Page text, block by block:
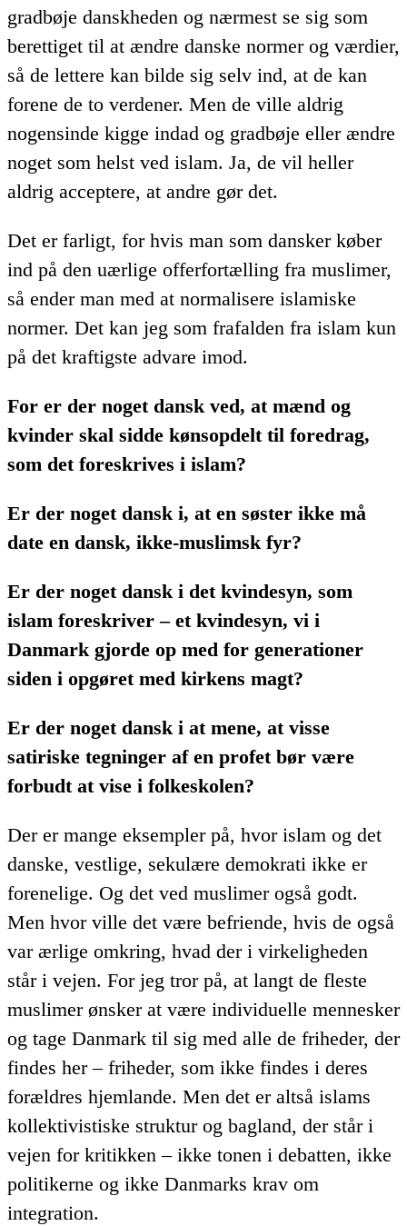
gradbøje danskheden og nærmest se sig som
berettiget til at ændre danske normer og værdier,
så de lettere kan bilde sig selv ind, at de kan
forene de to verdener. Men de ville aldrig
nogensinde kigge indad og gradbøje eller ændre
noget som helst ved islam. Ja, de vil heller
aldrig acceptere, at andre gør det.
Det er farligt, for hvis man som dansker køber
ind på den uærlige offerfortælling fra muslimer,
så ender man med at normalisere islamiske
normer. Det kan jeg som frafalden fra islam kun
på det kraftigste advare imod.
For er der noget dansk ved, at mænd og
kvinder skal sidde kønsopdelt til foredrag,
som det foreskrives i islam?
Er der noget dansk i, at en søster ikke må
date en dansk, ikke-muslimsk fyr?
Er der noget dansk i det kvindesyn, som
islam foreskriver – et kvindesyn, vi i
Danmark gjorde op med for generationer
siden i opgøret med kirkens magt?
Er der noget dansk i at mene, at visse
satiriske tegninger af en profet bør være
forbudt at vise i folkeskolen?
Der er mange eksempler på, hvor islam og det
danske, vestlige, sekulære demokrati ikke er
forenelige. Og det ved muslimer også godt.
Men hvor ville det være befriende, hvis de også
var ærlige omkring, hvad der i virkeligheden
står i vejen. For jeg tror på, at langt de fleste
muslimer ønsker at være individuelle mennesker
og tage Danmark til sig med alle de friheder, der
findes her – friheder, som ikke findes i deres
forældres hjemlande. Men det er altså islams
kollektivistiske struktur og bagland, der står i
vejen for kritikken – ikke tonen i debatten, ikke
politikerne og ikke Danmarks krav om
integration.